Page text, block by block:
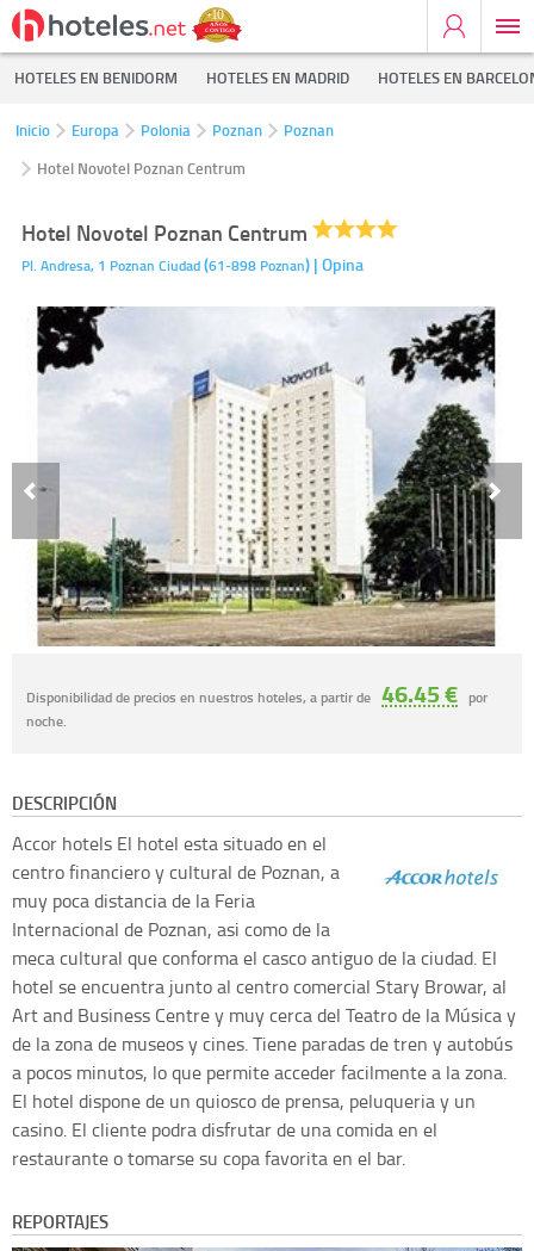
HOTELES EN BENIDORM HOTELES EN MADRID HOTELES EN
Inicio Europa Polonia Poznan
Poznan
Hotel Novotel Poznan Centrum
Hotel Novotel Poznan Centrum
Pl. Andresa, 1 Poznan Ciudad(61-898 Poznan) | Opina
Disponibilidad de precios en nuestros hoteles, a partir de 46.45 € por
noche.
DESCRIPCIÓN
Accor hotels El hotel esta situado en el
centro financiero y cultural de Poznan, a
muy poca distancia de la Feria
Internacional de Poznan, asi como de la
meca cultural que conforma el casco antiguo de la ciudad. El
hotel se encuentra junto al centro comercial Stary Browar, al
Art and Business Centre y muy cerca del Teatro de la Música y
de la zona de museos y cines. Tiene paradas de tren y autobús
a pocos minutos, lo que permite acceder facilmente a la zona.
El hotel dispone de un quiosco de prensa, peluqueria y un
casino. El cliente podra disfrutar de una comida en el
restaurante o tomarse su copa favorita en el bar.
REPORTAJES